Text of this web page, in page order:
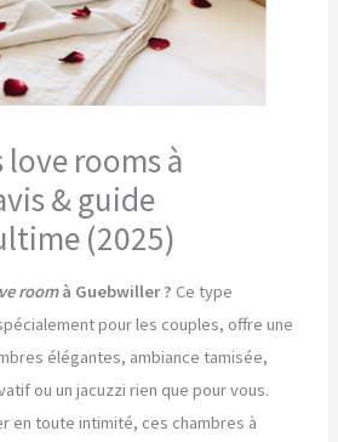
rooms à
& guide
(2025)
roomà Guebwiller ? Ce type
pour les couples, offre une
élégantes, ambiance tamisée,
ou un jacuzzi rien que pour vous.
en toute intimité, ces chambres à